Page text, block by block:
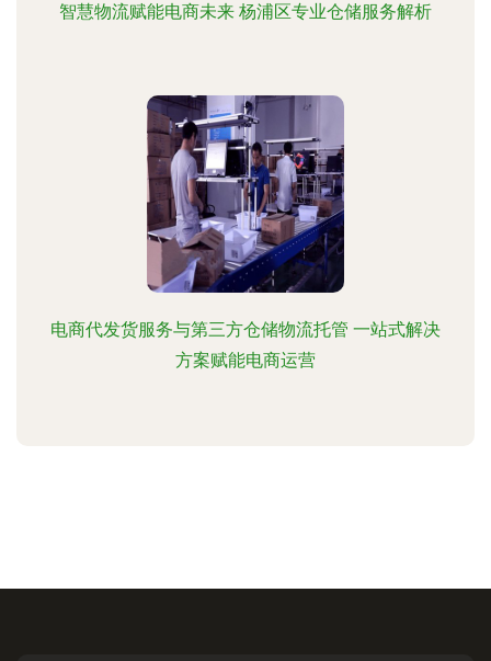
智慧物流赋能电商未来 杨浦区专业仓储服务解析
电商代发货服务与第三方仓储物流托管 一站式解决
方案赋能电商运营